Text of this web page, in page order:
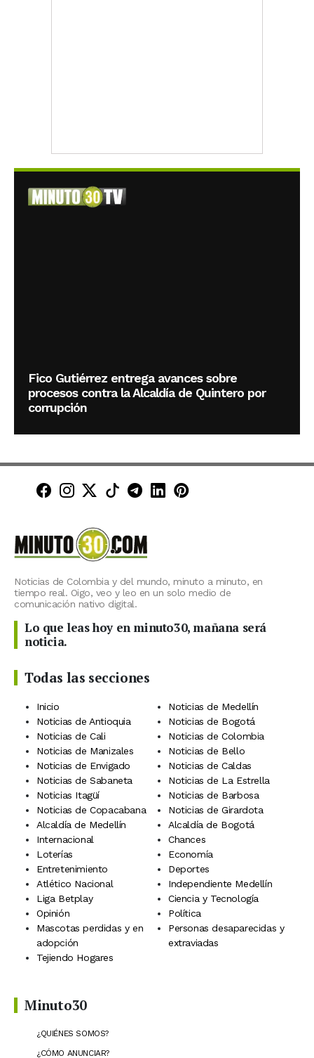
Fico Gutiérrez entrega avances sobre
procesos contra la Alcaldía de Quintero por
corrupción
Minuto30 en Facebook
Minuto30 en Instagram
Minuto30 en X (Twitter)
Minuto30 en TikTok
Canal de Minuto30 en
Minuto30 en LinkedIn
Minuto30 en
Noticias de Colombia y del mundo, minuto a minuto, en
tiempo real. Oigo, veo y leo en un solo medio de
comunicación nativo digital.
Lo que leas hoy en minuto30, mañana será
noticia.
Todas las secciones
Inicio
Noticias de Medellín
Noticias de Antioquia
Noticias de Bogotá
Noticias de Cali
Noticias de Colombia
Noticias de Manizales
Noticias de Bello
Noticias de Envigado
Noticias de Caldas
Noticias de Sabaneta
Noticias de La Estrella
Noticias Itagüí
Noticias de Barbosa
Noticias de Copacabana
Noticias de Girardota
Alcaldía de Medellín
Alcaldía de Bogotá
Internacional
Chances
Loterías
Economía
Entretenimiento
Deportes
Atlético Nacional
Independiente Medellín
Liga Betplay
Ciencia y Tecnología
Opinión
Política
Mascotas perdidas y en
adopción
Personas desaparecidas y
extraviadas
Tejiendo Hogares
Minuto30
¿QUIÉNES SOMOS?
¿CÓMO ANUNCIAR?